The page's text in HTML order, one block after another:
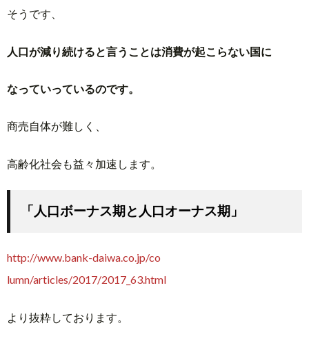
そうです、
人口が減り続けると言うことは消費が起こらない国に
なっていっているのです。
商売自体が難しく、
高齢化社会も益々加速します。
「人口ボーナス期と人口オーナス期」
http://www.bank-daiwa.co.jp/co
lumn/articles/2017/2017_63.html
より抜粋しております。